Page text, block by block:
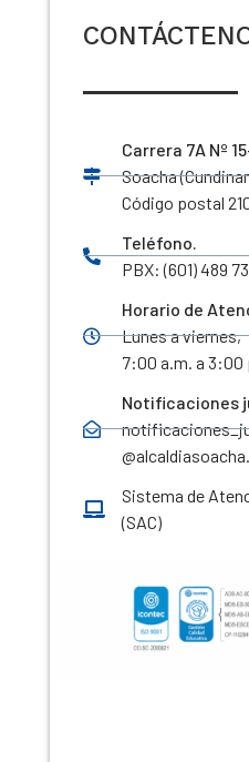
Carrera 7A Nº
Soacha
Código postal
Teléfono.
PBX: (601) 489
Horario de
Lunes a viernes,
7:00 a.m. a 3:00
Notificaciones
Sistema de
(SAC)